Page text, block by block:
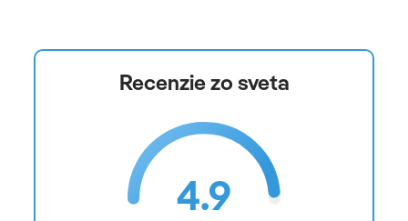
Oficiálne hodnotenie
Nahlasovanie požiadaviek na extra catering (v ponuke
Recenzie zo sveta
4.9